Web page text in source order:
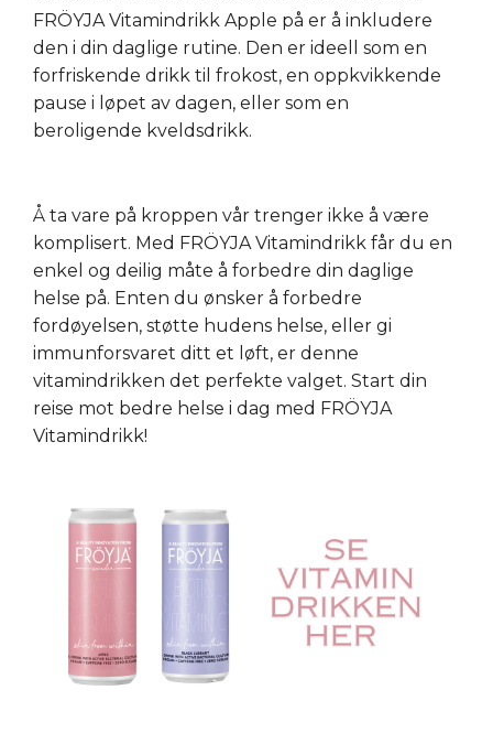
FRÖYJA Vitamindrikk Apple på er å inkludere
den i din daglige rutine. Den er ideell som en
forfriskende drikk til frokost, en oppkvikkende
pause i løpet av dagen, eller som en
beroligende kveldsdrikk.
Å ta vare på kroppen vår trenger ikke å være
komplisert. Med FRÖYJA Vitamindrikk får du en
enkel og deilig måte å forbedre din daglige
helse på. Enten du ønsker å forbedre
fordøyelsen, støtte hudens helse, eller gi
immunforsvaret ditt et løft, er denne
vitamindrikken det perfekte valget. Start din
reise mot bedre helse i dag med FRÖYJA
Vitamindrikk!